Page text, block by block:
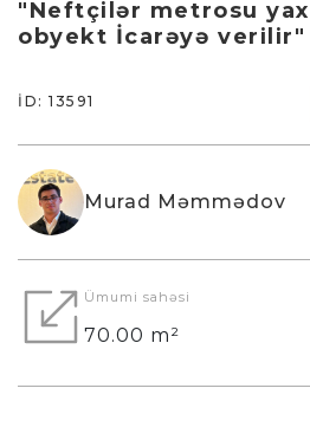
"Neftçilər metrosu
obyekt İcarəyə verilir"
İD: 13591
Murad Məmmədov
Ümumi sahəsi
70.00 m²